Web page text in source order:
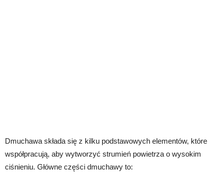
Dmuchawa składa się z kilku podstawowych elementów, które
współpracują, aby wytworzyć strumień powietrza o wysokim
ciśnieniu. Główne części dmuchawy to: